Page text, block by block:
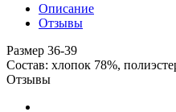
Описание
Отзывы
Размер 36-39
Состав: хлопок 78%,
Отзывы